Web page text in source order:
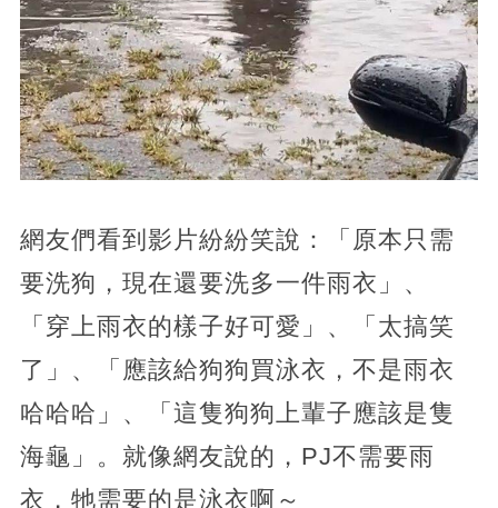
網友們看到影片紛紛笑說：「原本只需
要洗狗，現在還要洗多一件雨衣」、
「穿上雨衣的樣子好可愛」、「太搞笑
了」、「應該給狗狗買泳衣，不是雨衣
哈哈哈」、「這隻狗狗上輩子應該是隻
海龜」。就像網友說的，PJ不需要雨
衣，牠需要的是泳衣啊～